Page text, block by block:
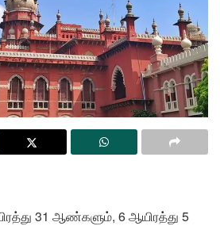
31 ஆண்களும், 6 ஆயிரத்து 5